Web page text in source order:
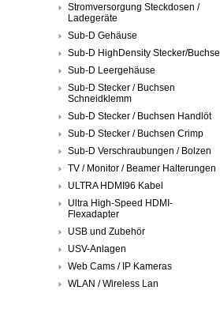
Stromversorgung Steckdosen /
Ladegeräte
Sub-D Gehäuse
Sub-D HighDensity Stecker/Buchse
Sub-D Leergehäuse
Sub-D Stecker / Buchsen
Schneidklemm
Sub-D Stecker / Buchsen Handlöt
Sub-D Stecker / Buchsen Crimp
Sub-D Verschraubungen / Bolzen
TV / Monitor / Beamer Halterungen
ULTRA HDMI96 Kabel
Ultra High-Speed HDMI-
Flexadapter
USB und Zubehör
USV-Anlagen
Web Cams / IP Kameras
WLAN / Wireless Lan